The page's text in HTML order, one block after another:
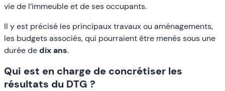
vie de l’immeuble et de ses occupants.
Il y est précisé les principaux travaux ou aménagements,
les budgets associés, qui pourraient être menés sous une
durée dedix ans.
Qui est en charge de concrétiser les
résultats du DTG ?